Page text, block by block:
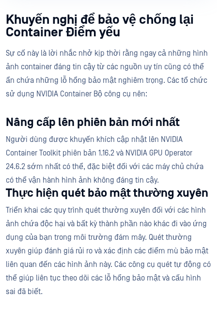
Khuyến nghị để bảo vệ chống lại
Container Điểm yếu
Sự cố này là lời nhắc nhở kịp thời rằng ngay cả những hình
ảnh container đáng tin cậy từ các nguồn uy tín cũng có thể
ẩn chứa những lỗ hổng bảo mật nghiêm trọng. Các tổ chức
sử dụng NVIDIA Container Bộ công cụ nên:
Nâng cấp lên phiên bản mới nhất
Người dùng được khuyến khích cập nhật lên NVIDIA
Container Toolkit phiên bản 1.16.2 và NVIDIA GPU Operator
24.6.2 sớm nhất có thể, đặc biệt đối với các máy chủ chứa
có thể vận hành hình ảnh không đáng tin cậy.
Thực hiện quét bảo mật thường xuyên
Triển khai các quy trình quét thường xuyên đối với các hình
ảnh chứa độc hại và bất kỳ thành phần nào khác đi vào ứng
dụng của bạn trong môi trường đám mây. Quét thường
xuyên giúp đánh giá rủi ro và xác định các điểm mù bảo mật
liên quan đến các hình ảnh này. Các công cụ quét tự động có
thể giúp liên tục theo dõi các lỗ hổng bảo mật và cấu hình
sai đã biết.